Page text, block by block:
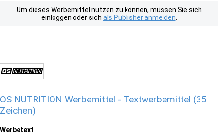
Um dieses Werbemittel nutzen zu können, müssen Sie sich
einloggen oder sich als Publisher anmelden
OS NUTRITION Werbemittel - Textwerbemittel (35
Zeichen)
Werbetext